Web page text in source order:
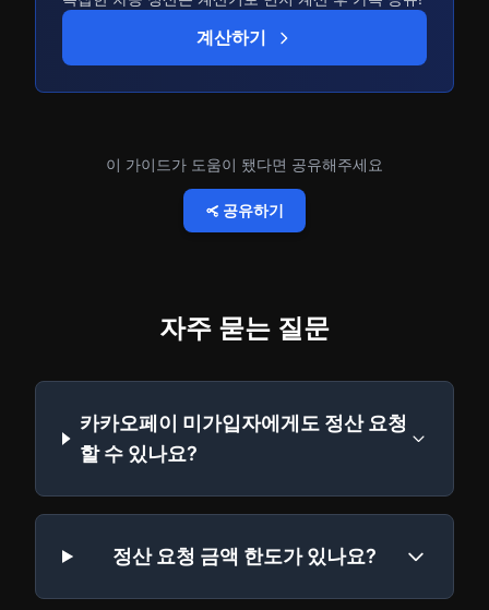
계산하기
이 가이드가 도움이 됐다면 공유해주세요
공유하기
자주 묻는 질문
카카오페이 미가입자에게도 정산 요청
할 수 있나요?
정산 요청 금액 한도가 있나요?